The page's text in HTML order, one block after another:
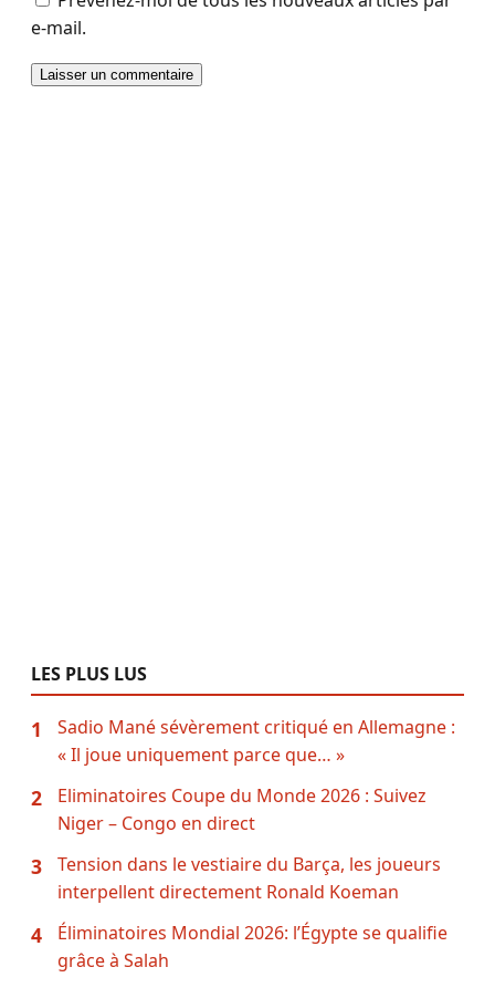
e-mail.
LES PLUS LUS
1
Sadio Mané sévèrement critiqué en Allemagne :
« Il joue uniquement parce que… »
2
Eliminatoires Coupe du Monde 2026 : Suivez
Niger – Congo en direct
3
Tension dans le vestiaire du Barça, les joueurs
interpellent directement Ronald Koeman
4
Éliminatoires Mondial 2026: l’Égypte se qualifie
grâce à Salah